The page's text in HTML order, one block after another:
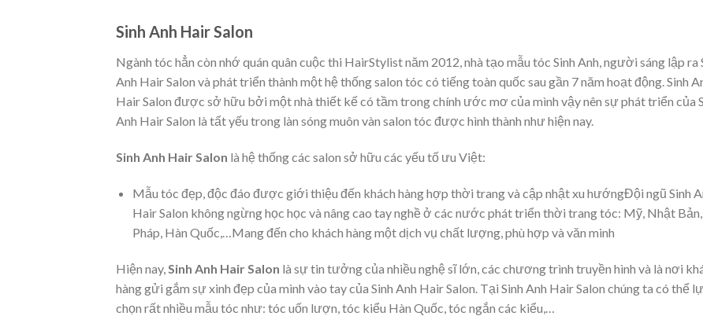
Sinh Anh Hair Salon
Ngành tóc hẳn còn nhớ quán quân cuộc thi HairStylist năm 2012, nhà tạo mẫu tóc Sinh Anh, người sáng lập ra
Anh Hair Salon và phát triển thành một hệ thống salon tóc có tiếng toàn quốc sau gần 7 năm hoạt động. Sinh
Hair Salon được sở hữu bởi một nhà thiết kế có tầm trong chính ước mơ của mình vậy nên sự phát triển của
Anh Hair Salon là tất yếu trong làn sóng muôn vàn salon tóc được hình thành như hiện nay.
Sinh Anh Hair Salon là hệ thống các salon sở hữu các yếu tố ưu Việt:
Mẫu tóc đẹp, độc đáo được giới thiệu đến khách hàng hợp thời trang và cập nhật xu hướngĐội ngũ Sinh
Hair Salon không ngừng học học và nâng cao tay nghề ở các nước phát triển thời trang tóc: Mỹ, Nhật Bản,
Pháp, Hàn Quốc,…Mang đến cho khách hàng một dịch vụ chất lượng, phù hợp và văn minh
Hiện nay, Sinh Anh Hair Salon là sự tin tưởng của nhiều nghệ sĩ lớn, các chương trình truyền hình và là nơi
hàng gửi gắm sự xinh đẹp của mình vào tay của Sinh Anh Hair Salon. Tại Sinh Anh Hair Salon chúng ta có thể
chọn rất nhiều mẫu tóc như: tóc uốn lượn, tóc kiểu Hàn Quốc, tóc ngắn các kiểu,…